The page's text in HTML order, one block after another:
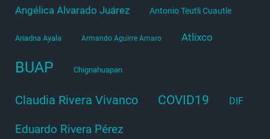
Angélica Alvarado Juárez Antonio Teutli Cuautle
Ariadna Ayala Armando Aguirre Amaro Atlixco
BUAP Chignahuapan
Claudia Rivera Vivanco COVID19 DIF
Eduardo Rivera Pérez